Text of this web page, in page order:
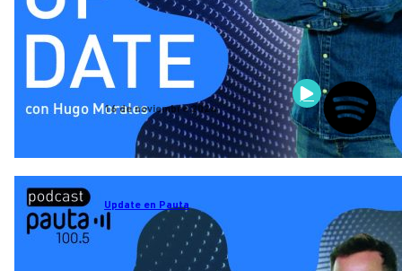
16 de noviembre 2024
Update en Pauta